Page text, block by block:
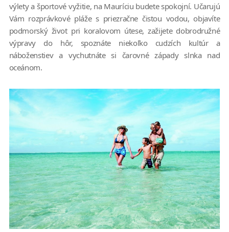
výlety a športové vyžitie, na Mauríciu budete spokojní. Učarujú
Vám rozprávkové pláže s priezračne čistou vodou, objavíte
podmorský život pri koralovom útese, zažijete dobrodružné
výpravy do hôr, spoznáte niekoľko cudzích kultúr a
náboženstiev a vychutnáte si čarovné západy slnka nad
oceánom.